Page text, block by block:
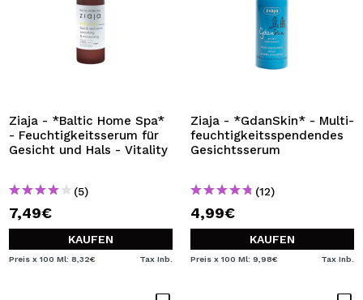
Ziaja - *Baltic Home Spa*
- Feuchtigkeitsserum für
Gesicht und Hals - Vitality
(5)
7,49€
KAUFEN
Preis x 100 Ml: 8,32€ Tax Inb.
Ziaja - *GdanSkin* - Multi-
feuchtigkeitsspendendes
Gesichtsserum
(12)
4,99€
KAUFEN
Preis x 100 Ml: 9,98€ Tax Inb.